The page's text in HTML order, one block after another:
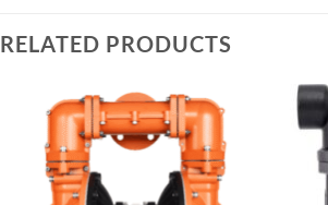
RELATED PRODUCTS